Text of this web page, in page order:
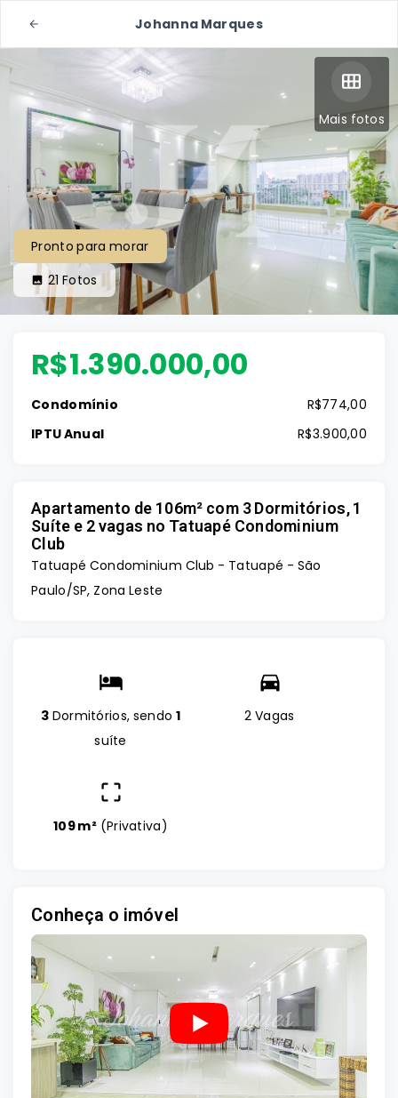
Johanna Marques
Mais fotos
Pronto para morar
21 Fotos
R$1.390.000,00
Condomínio
R$774,00
IPTU Anual
R$3.900,00
Apartamento de 106m² com 3 Dormitórios, 1
Suíte e 2 vagas no Tatuapé Condominium
Club
Tatuapé Condominium Club - Tatuapé - São
Paulo/SP, Zona Leste
3 Dormitórios, sendo 1
suíte
2 Vagas
109 m² (Privativa)
Conheça o imóvel